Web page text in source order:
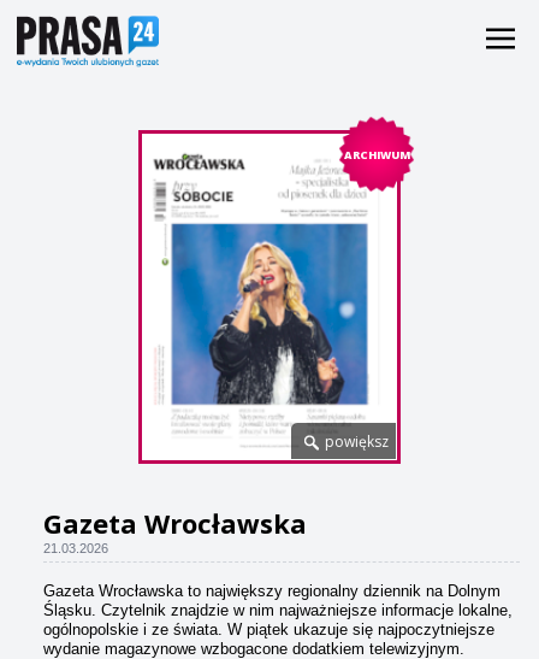
ARCHIWUM
powiększ
Gazeta Wrocławska
21.03.2026
Gazeta Wrocławska to największy regionalny dziennik na Dolnym
Śląsku. Czytelnik znajdzie w nim najważniejsze informacje lokalne,
ogólnopolskie i ze świata. W piątek ukazuje się najpoczytniejsze
wydanie magazynowe wzbogacone dodatkiem telewizyjnym.